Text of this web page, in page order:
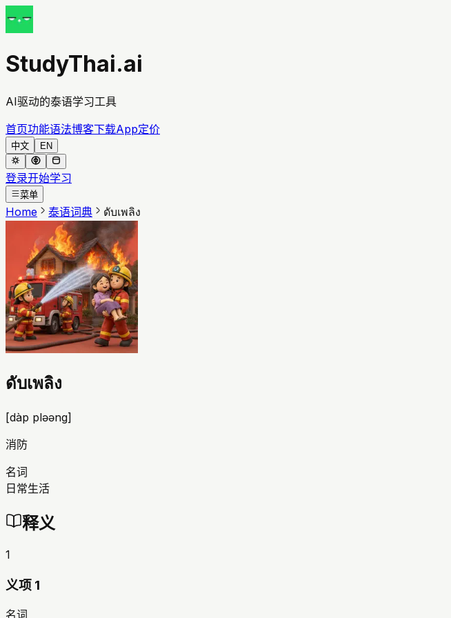
StudyThai.ai
AI驱动的泰语学习工具
首页功能语法博客下载App定价
中文 EN
登录开始学习
菜单
Home 泰语词典 ดับเพลิง
ดับเพลิง
[dàp pləəng]
消防
名词
日常生活
释义
1
义项 1
名词